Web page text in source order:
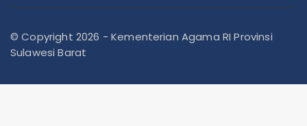
© Copyright 2026 - Kementerian Agama RI Provinsi
Sulawesi Barat